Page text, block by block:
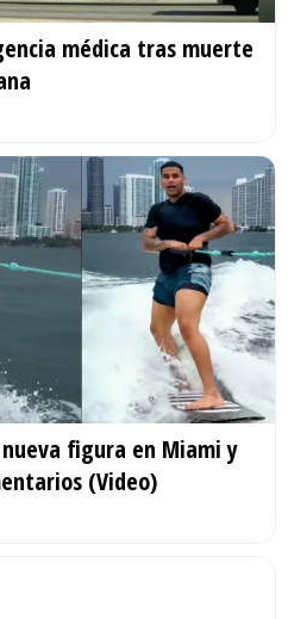
médica tras muerte
figura en Miami y
(Video)